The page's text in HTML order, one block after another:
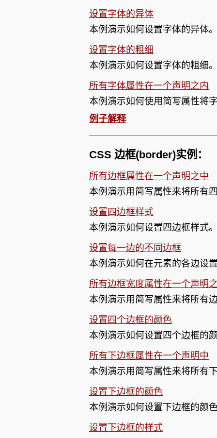
设置字体的异体
本例演示如何设置字体的异体
设置字体的粗细
本例演示如何设置字体的粗细
所有字体属性在一个声明之内
本例演示如何使用简写属性将
例子解释
CSS 边框(border)实例：
所有边框属性在一个声明之中
本例演示用简写属性来将所有
设置四边框样式
本例演示如何设置四边框样式
设置每一边的不同边框
本例演示如何在元素的各边设
所有边框宽度属性在一个声明
本例演示用简写属性来将所有
设置四个边框的颜色
本例演示如何设置四个边框的
所有下边框属性在一个声明中
本例演示用简写属性来将所有
设置下边框的颜色
本例演示如何设置下边框的颜
设置下边框的样式